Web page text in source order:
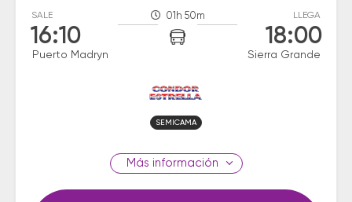
SALE
16:10
Puerto Madryn
01h 50m LLEGA
18:00
Sierra Grande
SEMICAMA
información